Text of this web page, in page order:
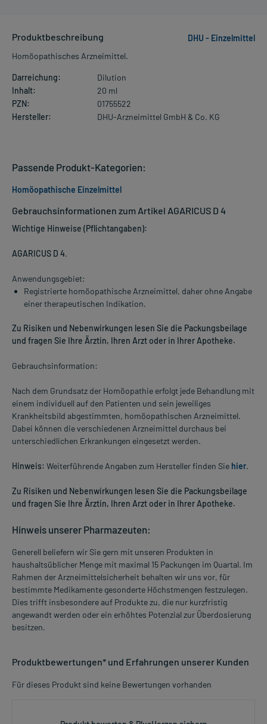
Produktbeschreibung
DHU - Einzelmittel
Homöopathisches Arzneimittel.
Darreichung:
Dilution
Inhalt:
20 ml
PZN:
01755522
Hersteller:
DHU-Arzneimittel GmbH & Co. KG
Gebrauchsinformationen zum Artikel AGARICUS D 4
Wichtige Hinweise (Pflichtangaben):
AGARICUS D 4.
Anwendungsgebiet:
Registrierte homöopathische Arzneimittel, daher ohne Angabe
einer therapeutischen Indikation.
Zu Risiken und Nebenwirkungen lesen Sie die Packungsbeilage
und fragen Sie Ihre Ärztin, Ihren Arzt oder in Ihrer Apotheke.
Gebrauchsinformation:
Nach dem Grundsatz der Homöopathie erfolgt jede Behandlung mit
einem individuell auf den Patienten und sein jeweiliges
Krankheitsbild abgestimmten, homöopathischen Arzneimittel.
Dabei können die verschiedenen Arzneimittel durchaus bei
unterschiedlichen Erkrankungen eingesetzt werden.
Hinweis: Weiterführende Angaben zum Hersteller finden Sie hier.
Zu Risiken und Nebenwirkungen lesen Sie die Packungsbeilage
und fragen Sie Ihre Ärztin, Ihren Arzt oder in Ihrer Apotheke.
Hinweis unserer Pharmazeuten:
Generell beliefern wir Sie gern mit unseren Produkten in
haushaltsüblicher Menge mit maximal 15 Packungen im Quartal. Im
Rahmen der Arzneimittelsicherheit behalten wir uns vor, für
bestimmte Medikamente gesonderte Höchstmengen festzulegen.
Dies trifft insbesondere auf Produkte zu, die nur kurzfristig
angewandt werden oder ein erhöhtes Potenzial zur Überdosierung
besitzen.
Produktbewertungen* und Erfahrungen unserer Kunden
Für dieses Produkt sind keine Bewertungen vorhanden
Passende Produkt-Kategorien:
Homöopathische Einzelmittel